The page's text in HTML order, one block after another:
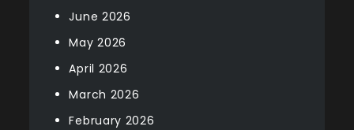
June 2026
May 2026
April 2026
March 2026
February 2026